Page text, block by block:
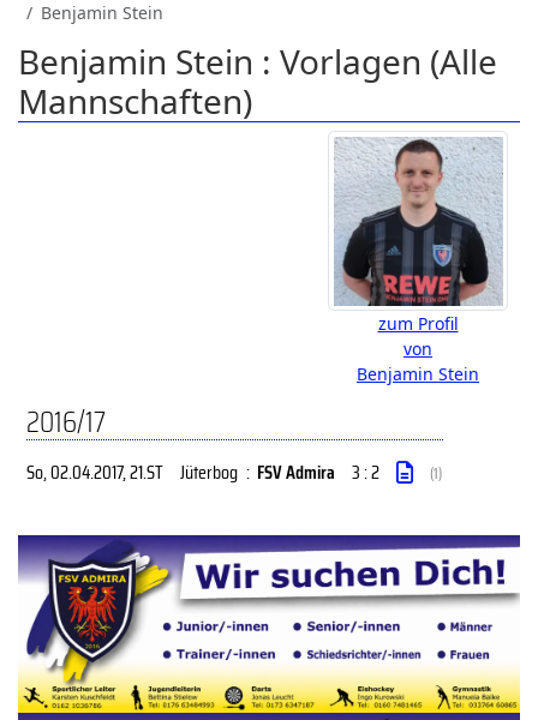
Benjamin Stein
Benjamin Stein : Vorlagen (Alle
Mannschaften)
zum Profil
von
Benjamin Stein
2016/17
So, 02.04.2017, 21.ST Jüterbog : FSV Admira 3 : 2 (1)